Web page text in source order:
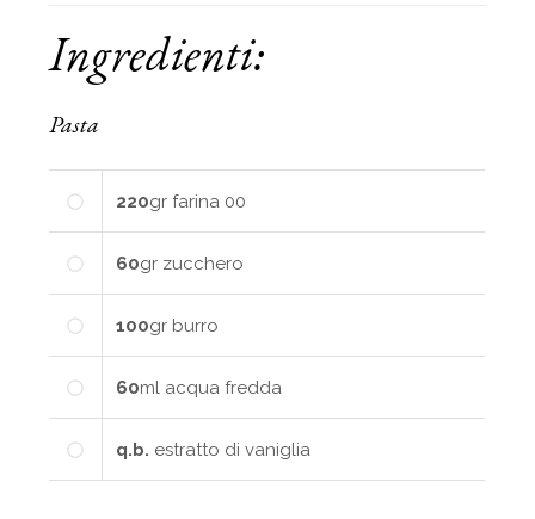
Ingredienti:
Pasta
220gr farina 00
60gr zucchero
100gr burro
60ml acqua fredda
q.b. estratto di vaniglia